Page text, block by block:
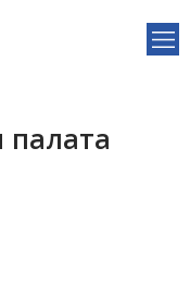
палата